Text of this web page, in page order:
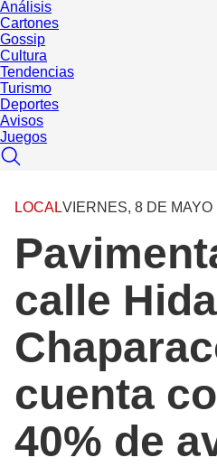
Análisis
Cartones
Gossip
Cultura
Tendencias
Turismo
Deportes
Avisos
Juegos
LOCALVIERNES, 8 DE MAYO
calle
cuenta
40% de